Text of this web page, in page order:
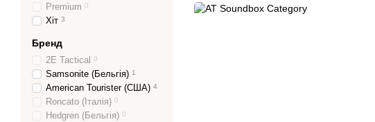
Premium 0
Хіт 3
Бренд
2Е Tactical 0
Samsonite (Бельгія) 1
American Tourister (США) 4
Roncato (Італія) 0
Hedgren (Бельгія) 0